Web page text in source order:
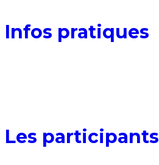
Infos pratiques
Les participants